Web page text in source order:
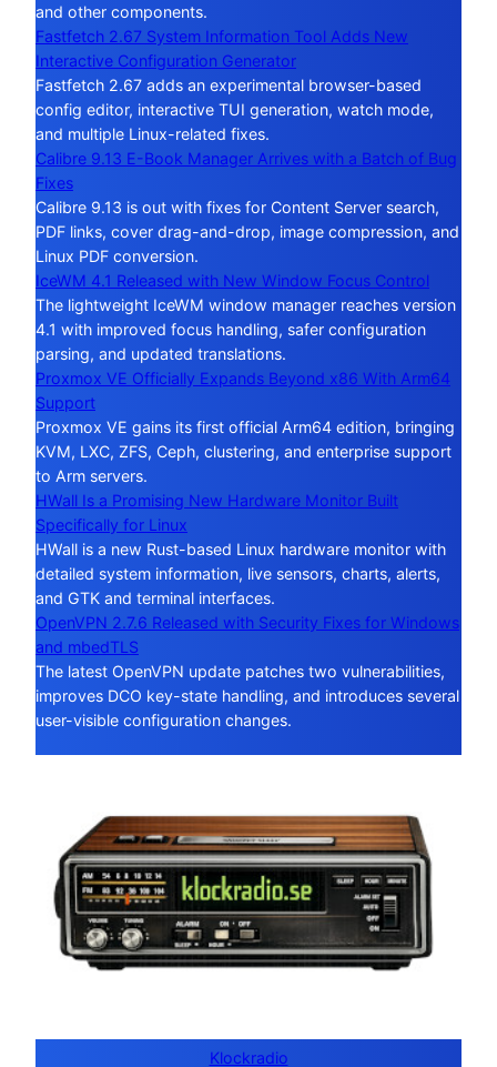
and other components.
Fastfetch 2.67 System Information Tool Adds New
Interactive Configuration Generator
Fastfetch 2.67 adds an experimental browser-based
config editor, interactive TUI generation, watch mode,
and multiple Linux-related fixes.
Calibre 9.13 E-Book Manager Arrives with a Batch of Bug
Fixes
Calibre 9.13 is out with fixes for Content Server search,
PDF links, cover drag-and-drop, image compression, and
Linux PDF conversion.
IceWM 4.1 Released with New Window Focus Control
The lightweight IceWM window manager reaches version
4.1 with improved focus handling, safer configuration
parsing, and updated translations.
Proxmox VE Officially Expands Beyond x86 With Arm64
Support
Proxmox VE gains its first official Arm64 edition, bringing
KVM, LXC, ZFS, Ceph, clustering, and enterprise support
to Arm servers.
HWall Is a Promising New Hardware Monitor Built
Specifically for Linux
HWall is a new Rust-based Linux hardware monitor with
detailed system information, live sensors, charts, alerts,
and GTK and terminal interfaces.
OpenVPN 2.7.6 Released with Security Fixes for Windows
and mbedTLS
The latest OpenVPN update patches two vulnerabilities,
improves DCO key-state handling, and introduces several
user-visible configuration changes.
Klockradio